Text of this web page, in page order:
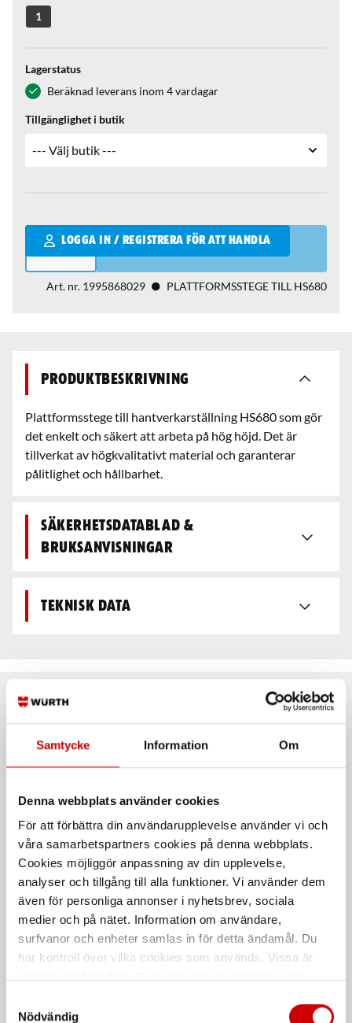
Samtycke Information Om
Denna webbplats använder cookies
För att förbättra din användarupplevelse använder vi och
våra samarbetspartners cookies på denna webbplats.
Cookies möjliggör anpassning av din upplevelse,
analyser och tillgång till alla funktioner. Vi använder dem
även för personliga annonser i nyhetsbrev, sociala
medier och på nätet. Information om användare,
surfvanor och enheter samlas in för detta ändamål. Du
har kontroll över vilka cookies som används. Vissa är
länder utanför EU med olika dataskyddsnormer. Genom
Nödvändig
1
Lagerstatus
Beräknad leverans inom 4 vardagar
Tillgänglighet i butik
LOGGA IN / REGISTRERA FÖR ATT HANDLA
Qantity
Art. nr. 1995868029 PLATTFORMSSTEGE TILL HS680
Produktbeskrivning
Plattformsstege till hantverkarställning HS680 som gör
det enkelt och säkert att arbeta på hög höjd. Det är
tillverkat av högkvalitativt material och garanterar
pålitlighet och hållbarhet.
Säkerhetsdatablad &
bruksanvisningar
Teknisk data
Rekommenderat baserat på vald produkt
Ixolift 400
Max arbetshöjd 3974 mm
Plattform till HS680